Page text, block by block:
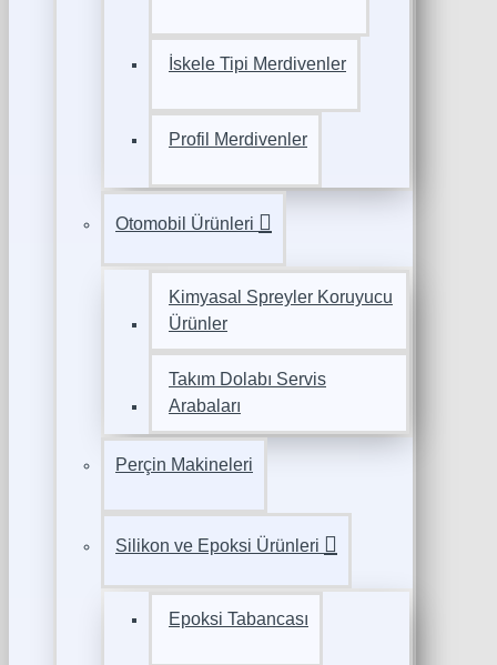
İskele Tipi Merdivenler
Profil Merdivenler
Otomobil Ürünleri
Kimyasal Spreyler Koruyucu
Ürünler
Takım Dolabı Servis
Arabaları
Perçin Makineleri
Silikon ve Epoksi Ürünleri
Epoksi Tabancası